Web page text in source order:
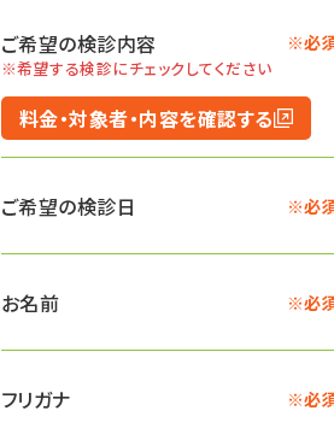
ご希望の検診内容 ※必
※希望する検診にチェックしてください
料金・対象者・内容を確認する
ご希望の検診日 ※必
お名前 ※必
フリガナ ※必